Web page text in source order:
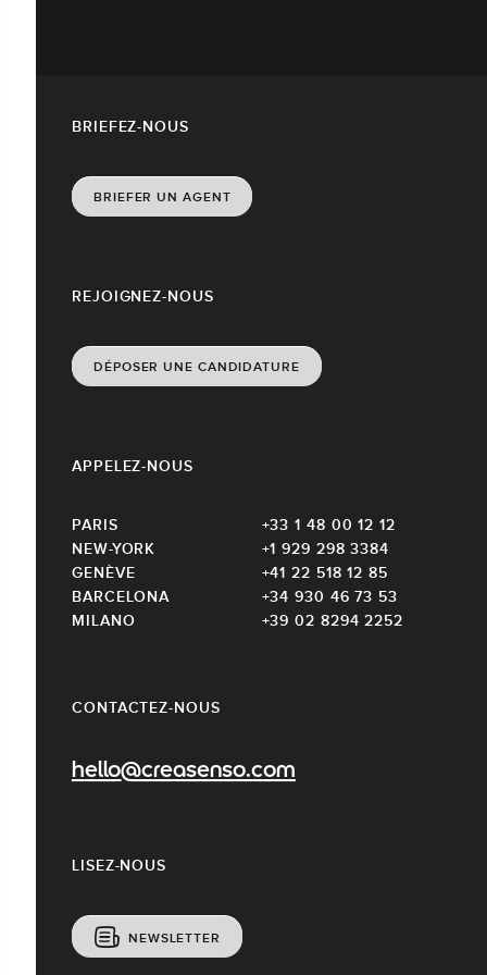
CONTACTEZ-NOUS
hello@creasenso.com
REJOIGNEZ-NOUS
DÉPOSER UNE CANDIDATURE
LISEZ-NOUS
NEWSLETTER
APPELEZ-NOUS
PARIS
+33 1 48 00 12 12
NEW-YORK
+1 929 298 3384
GENÈVE
+41 22 518 12 85
BARCELONA
+34 930 46 73 53
MILANO
+39 02 8294 2252
BRIEFEZ-NOUS
BRIEFER UN AGENT